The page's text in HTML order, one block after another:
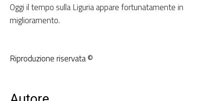
Oggi il tempo sulla Liguria appare fortunatamente in
miglioramento.
Riproduzione riservata ©